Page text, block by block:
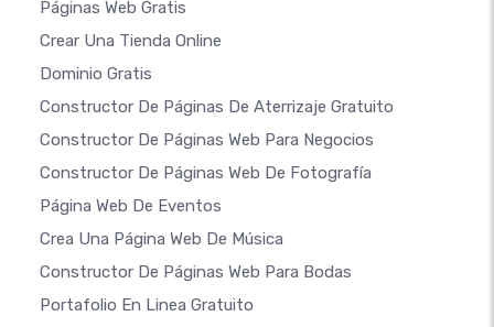
Páginas Web Gratis
Crear Una Tienda Online
Dominio Gratis
Constructor De Páginas De Aterrizaje Gratuito
Constructor De Páginas Web Para Negocios
Constructor De Páginas Web De Fotografía
Página Web De Eventos
Crea Una Página Web De Música
Constructor De Páginas Web Para Bodas
Portafolio En Linea Gratuito